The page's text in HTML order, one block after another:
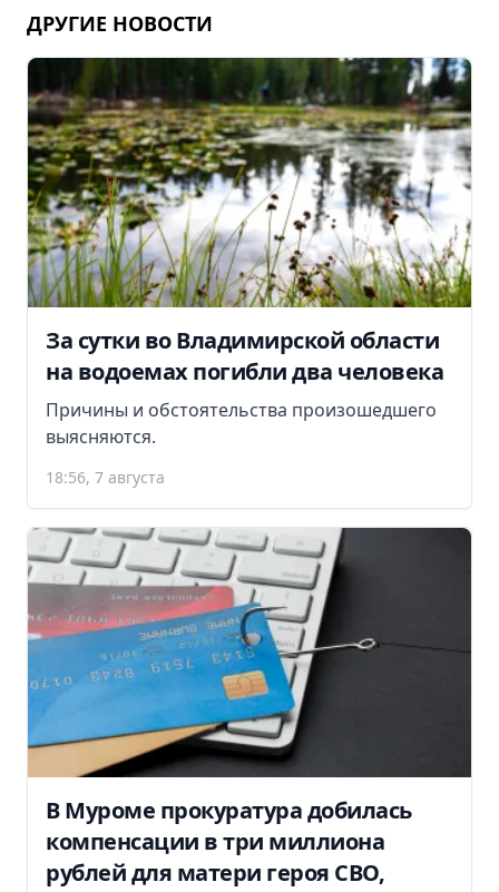
ДРУГИЕ НОВОСТИ
За сутки во Владимирской области
на водоемах погибли два человека
Причины и обстоятельства произошедшего
выясняются.
18:56, 7 августа
В Муроме прокуратура добилась
компенсации в три миллиона
рублей для матери героя СВО,